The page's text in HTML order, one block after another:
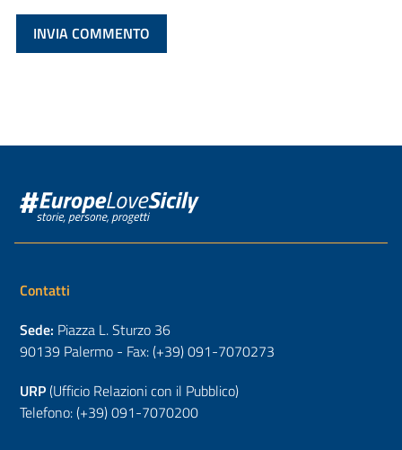
Contatti
Sede: Piazza L. Sturzo 36
90139 Palermo - Fax: (+39) 091-7070273
URP(Ufficio Relazioni con il Pubblico)
Telefono: (+39) 091-7070200